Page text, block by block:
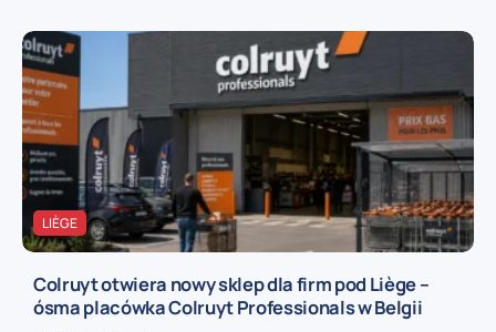
LIÈGE
Colruyt otwiera nowy sklep dla firm pod Liège –
ósma placówka Colruyt Professionals w Belgii